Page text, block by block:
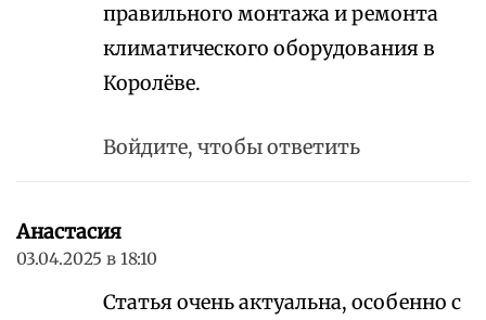
правильного монтажа и ремонта
климатического оборудования в
Королёве.
Войдите, чтобы ответить
Анастасия
03.04.2025 в 18:10
Статья очень актуальна, особенно с